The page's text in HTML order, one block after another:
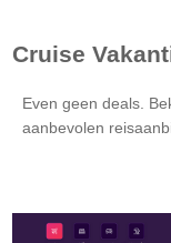
Cruise
Even geen deals.
aanbevolen